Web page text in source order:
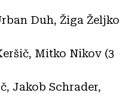
Duh, Žiga Željko
Mitko Nikov (3
Jakob Schrader,